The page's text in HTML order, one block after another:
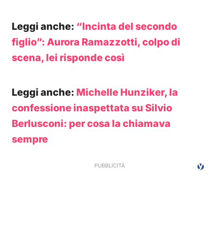
Leggi anche: “Incinta del secondo
figlio”: Aurora Ramazzotti, colpo di
scena, lei risponde così
Leggi anche: Michelle Hunziker, la
confessione inaspettata su Silvio
Berlusconi: per cosa la chiamava
sempre